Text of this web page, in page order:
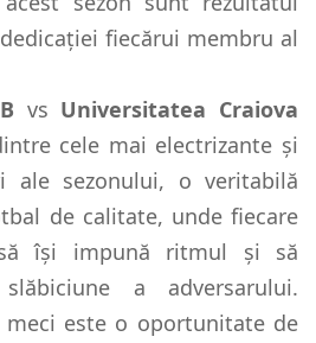
fiecărui membru al
vs Universitatea Craiova
cele mai electrizante și
ale sezonului, o veritabilă
de calitate, unde fiecare
își impună ritmul și să
a adversarului.
meci este o oportunitate de